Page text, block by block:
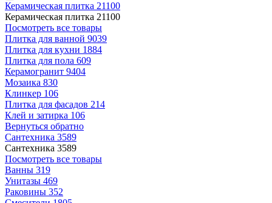
Керамическая плитка 21100
Керамическая плитка 21100
Посмотреть все товары
Плитка для ванной 9039
Плитка для кухни 1884
Плитка для пола 609
Керамогранит 9404
Мозаика 830
Клинкер 106
Плитка для фасадов 214
Клей и затирка 106
Вернуться обратно
Сантехника 3589
Сантехника 3589
Посмотреть все товары
Ванны 319
Унитазы 469
Раковины 352